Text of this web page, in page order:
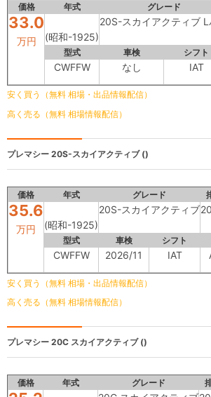
価格 年式 グレード
33.0
万円 (昭和-1925)
20S-スカイアクティブ L
型式 車検 シフト
CWFFW なし IAT
安く買う（無料 相場・出品情報配信）
高く売る（無料 相場情報配信）
プレマシー 20S-スカイアクティブ ()
価格 年式 グレード
35.6
万円 (昭和-1925)
20S-スカイアクティブ
型式 車検 シフト
CWFFW 2026/11 IAT
安く買う（無料 相場・出品情報配信）
高く売る（無料 相場情報配信）
プレマシー 20C スカイアクティブ ()
価格 年式 グレード